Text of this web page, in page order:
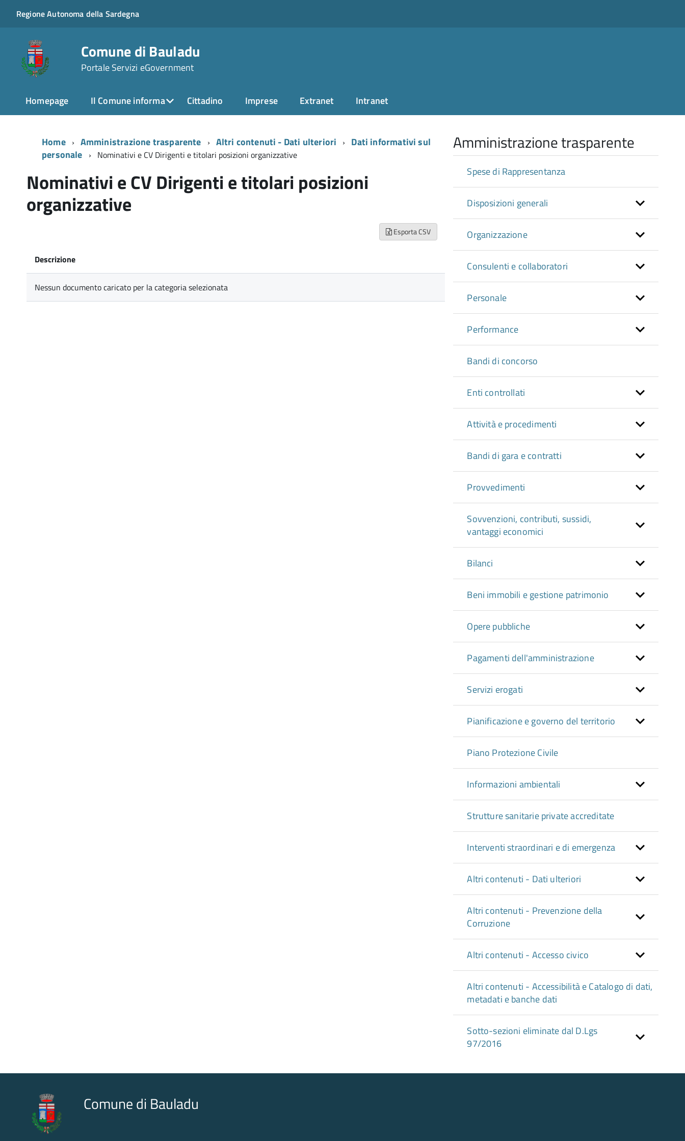
Regione Autonoma della Sardegna
Comune di Bauladu
Portale Servizi eGovernment
Homepage Il Comune informa Cittadino Imprese Extranet Intranet
Home Amministrazione trasparente Altri contenuti - Dati ulteriori
Dati informativi sul
personale
Nominativi e CV Dirigenti e titolari posizioni organizzative
Nominativi e CV Dirigenti e titolari posizioni
organizzative
Esporta CSV
Descrizione
Nessun documento caricato per la categoria selezionata
Amministrazione trasparente
Spese di Rappresentanza
Disposizioni generali
Organizzazione
Consulenti e collaboratori
Personale
Performance
Bandi di concorso
Enti controllati
Attività e procedimenti
Bandi di gara e contratti
Provvedimenti
Sovvenzioni, contributi, sussidi,
vantaggi economici
Bilanci
Beni immobili e gestione patrimonio
Opere pubbliche
Pagamenti dell'amministrazione
Servizi erogati
Pianificazione e governo del territorio
Piano Protezione Civile
Informazioni ambientali
Strutture sanitarie private accreditate
Interventi straordinari e di emergenza
Altri contenuti - Dati ulteriori
Altri contenuti - Prevenzione della
Corruzione
Altri contenuti - Accesso civico
Altri contenuti - Accessibilità e Catalogo di dati,
metadati e banche dati
Sotto-sezioni eliminate dal D.Lgs
97/2016
Comune di Bauladu